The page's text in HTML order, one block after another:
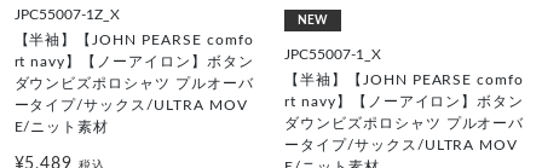
JPC55007-1Z_X
【半袖】【JOHN PEARSE comfo
rt navy】【ノーアイロン】ボタン
ダウンビズポロシャツ プルオーバ
ータイプ/サックス/ULTRA MOV
E/ニット素材
¥5,489税込
NEW
JPC55007-1_X
【半袖】【JOHN PEARSE comfo
rt navy】【ノーアイロン】ボタン
ダウンビズポロシャツ プルオーバ
ータイプ/サックス/ULTRA MOV